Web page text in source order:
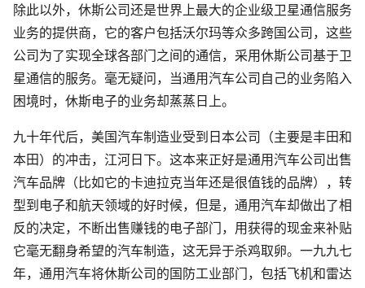
除此以外，休斯公司还是世界上最大的企业级卫星通信服务
业务的提供商，它的客户包括沃尔玛等众多跨国公司，这些
公司为了实现全球各部门之间的通信，采用休斯公司基于卫
星通信的服务。毫无疑问，当通用汽车公司自己的业务陷入
困境时，休斯电子的业务却蒸蒸日上。
九十年代后，美国汽车制造业受到日本公司（主要是丰田和
本田）的冲击，江河日下。这本来正好是通用汽车公司出售
汽车品牌（比如它的卡迪拉克当年还是很值钱的品牌），转
型到电子和航天领域的好时候，但是，通用汽车却做出了相
反的决定，不断出售赚钱的电子部门，用获得的现金来补贴
它毫无翻身希望的汽车制造，这无异于杀鸡取卵。一九九七
年，通用汽车将休斯公司的国防工业部门，包括飞机和雷达